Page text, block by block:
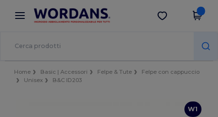
× App Wordans
Prezzi migliori sull'app!
Scarica app
Home Basic | Accessori Felpe & Tute
Felpe con cappuccio
Unisex
B&C ID203
W1